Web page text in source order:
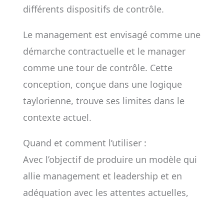
différents dispositifs de contrôle.
Le management est envisagé comme une
démarche contractuelle et le manager
comme une tour de contrôle. Cette
conception, conçue dans une logique
taylorienne, trouve ses limites dans le
contexte actuel.
Quand et comment l’utiliser :
Avec l’objectif de produire un modèle qui
allie management et leadership et en
adéquation avec les attentes actuelles,